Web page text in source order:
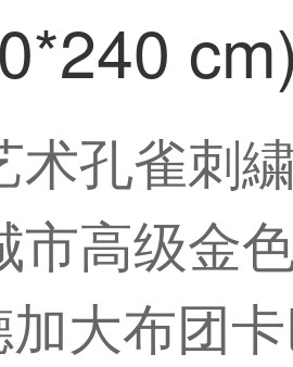
cm)
孔雀刺
高级金
大布团